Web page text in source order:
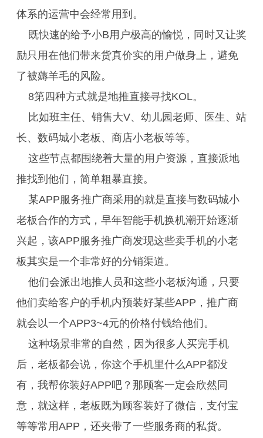
体系的运营中会经常用到。
既快速的给予小B用户极高的愉悦，同时又让奖
励只用在他们带来货真价实的用户做身上，避免
了被薅羊毛的风险。
8第四种方式就是地推直接寻找KOL。
比如班主任、销售大V、幼儿园老师、医生、站
长、数码城小老板、商店小老板等等。
这些节点都围绕着大量的用户资源，直接派地
推找到他们，简单粗暴直接。
某APP服务推广商采用的就是直接与数码城小
老板合作的方式，早年智能手机换机潮开始逐渐
兴起，该APP服务推广商发现这些卖手机的小老
板其实是一个非常好的分销渠道。
他们会派出地推人员和这些小老板沟通，只要
他们卖给客户的手机内预装好某些APP，推广商
就会以一个APP3~4元的价格付钱给他们。
这种场景非常的自然，因为很多人买完手机
后，老板都会说，你这个手机里什么APP都没
有，我帮你装好APP吧？那顾客一定会欣然同
意，就这样，老板既为顾客装好了微信，支付宝
等等常用APP，还夹带了一些服务商的私货。